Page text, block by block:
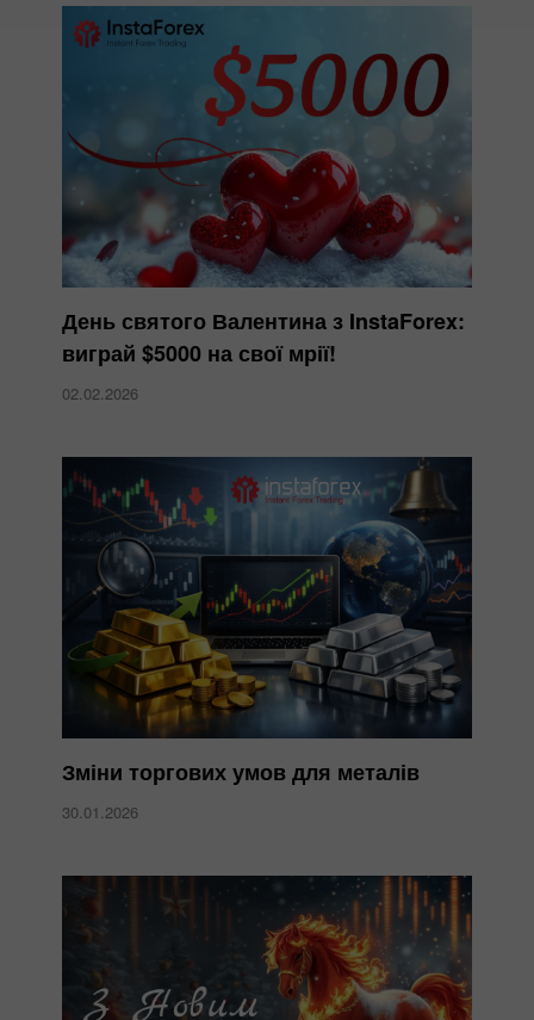
День святого Валентина з InstaForex:
виграй $5000 на свої мрії!
02.02.2026
Зміни торгових умов для металів
30.01.2026